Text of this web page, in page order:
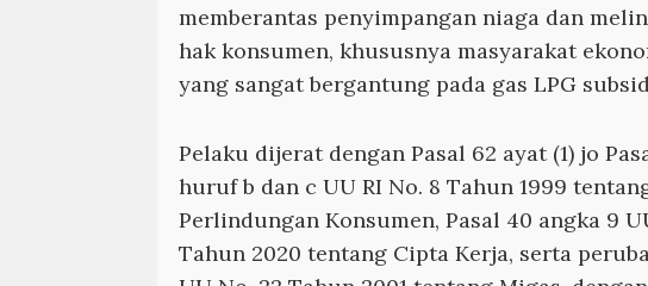
memberantas penyimpangan niaga dan
hak konsumen, khususnya masyarakat
yang sangat bergantung pada gas LPG
Pelaku dijerat dengan Pasal 62 ayat (1) jo
huruf b dan c UU RI No. 8 Tahun 1999
Perlindungan Konsumen, Pasal 40 angka 9
Tahun 2020 tentang Cipta Kerja, serta